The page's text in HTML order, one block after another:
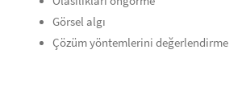
Görsel algı
Çözüm yöntemlerini değerlendirme